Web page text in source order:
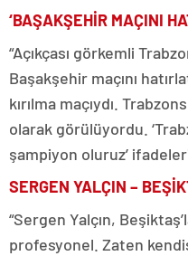
‘BAŞAKŞEHİR MAÇINI
“Açıkçası görkemli
Başakşehir maçını
kırılma maçıydı.
olarak görülüyordu.
şampiyon oluruz’
SERGEN YALÇIN –
“Sergen Yalçın,
profesyonel. Zaten